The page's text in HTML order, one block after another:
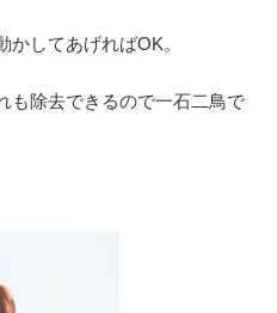
してあげればOK。
も除去できるので一石二鳥で